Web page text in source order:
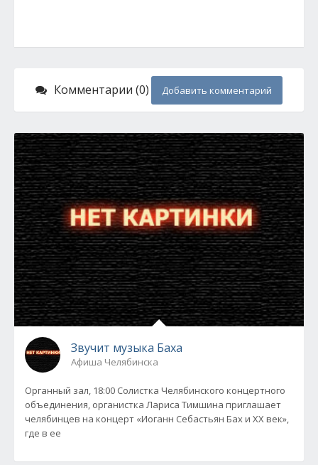
Комментарии (0) Добавить комментарий
Звучит музыка Баха
Афиша Челябинска
Органный зал, 18:00 Солистка Челябинского концертного
объединения, органистка Лариса Тимшина приглашает
челябинцев на концерт «Иоганн Себастьян Бах и ХХ век»,
где в ее